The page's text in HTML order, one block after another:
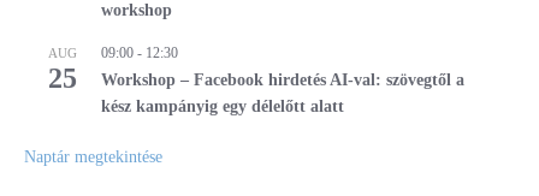
workshop
AUG
25
09:00 - 12:30
Workshop – Facebook hirdetés AI-val: szövegtől a
kész kampányig egy délelőtt alatt
Naptár megtekintése